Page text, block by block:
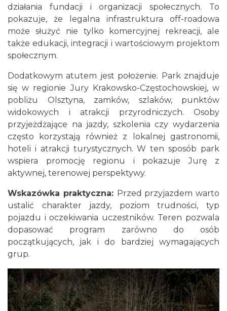
działania fundacji i organizacji społecznych. To
pokazuje, że legalna infrastruktura off-roadowa
może służyć nie tylko komercyjnej rekreacji, ale
także edukacji, integracji i wartościowym projektom
społecznym.
Dodatkowym atutem jest położenie. Park znajduje
się w regionie Jury Krakowsko-Częstochowskiej, w
pobliżu Olsztyna, zamków, szlaków, punktów
widokowych i atrakcji przyrodniczych. Osoby
przyjeżdżające na jazdy, szkolenia czy wydarzenia
często korzystają również z lokalnej gastronomii,
hoteli i atrakcji turystycznych. W ten sposób park
wspiera promocję regionu i pokazuje Jurę z
aktywnej, terenowej perspektywy.
Wskazówka praktyczna: Przed przyjazdem warto
ustalić charakter jazdy, poziom trudności, typ
pojazdu i oczekiwania uczestników. Teren pozwala
dopasować program zarówno do osób
początkujących, jak i do bardziej wymagających
grup.